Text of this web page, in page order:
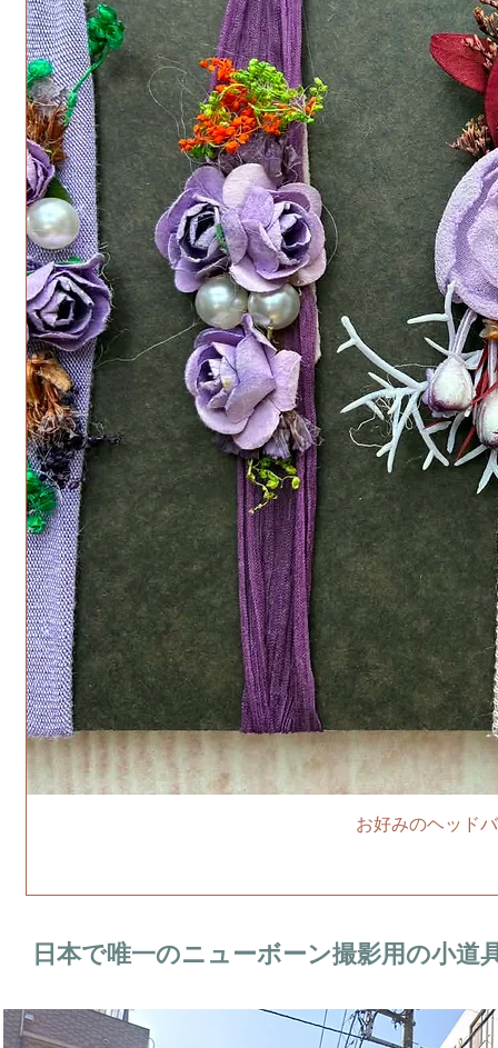
お好みのヘッド
日本で唯一のニューボーン撮影用の小道